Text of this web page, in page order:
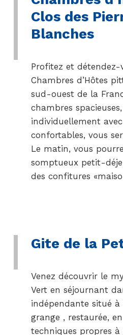
Clos des
Blanches
Profitez et détendez-
Chambres d’Hôtes
sud-ouest de la
chambres
individuellement
confortables, vous
Le matin, vous
somptueux petit-
des confitures
Gite de la
Venez découvrir le
Vert en séjournant
indépendante situé à
grange , restaurée,
techniques propres à